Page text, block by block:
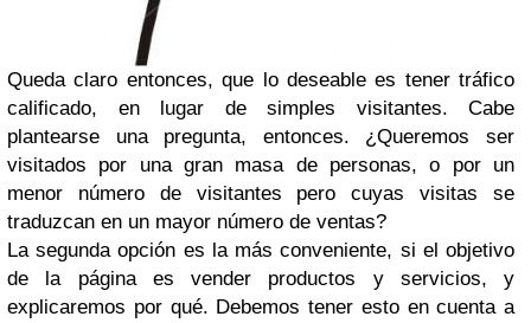
Queda claro entonces, que lo deseable es tener tráfico
calificado, en lugar de simples visitantes. Cabe
plantearse una pregunta, entonces. ¿Queremos ser
visitados por una gran masa de personas, o por un
menor número de visitantes pero cuyas visitas se
traduzcan en un mayor número de ventas?
La segunda opción es la más conveniente, si el objetivo
de la página es vender productos y servicios, y
explicaremos por qué. Debemos tener esto en cuenta a